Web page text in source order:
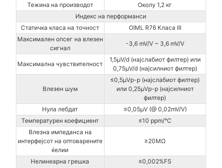
Тежина на производот
Околу 1,2 кг
Индекс на перформанси
Статичка класа на точност
OIML R76 Класа III
Максимален опсег на влезен
сигнал
-3,6 mV/V ~ 3,6 mV/V
Максимална чувствителност
1,5μV/d (најслабиот филтер) или
0,75μV/d (најсилниот филтер)
Влезен шум
≤0,5μVp-p (најслабиот филтер)
или 0,25μVp-p (најсилниот
филтер)
Нула лебдат
≤0,05μV (@ 0,02mV/V)
Температурен коефициент
≤10 ppm/°C
Влезна импеданса на
интерфејсот на оптоварените
ќелии
≥20MΩ
Нелинеарна грешка
≤0,002%FS